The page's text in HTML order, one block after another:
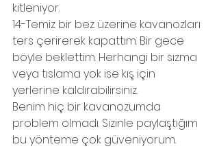
kitleniyor.
14-Temiz bir bez üzerine kavanozları
ters çerirerek kapattım. Bir gece
böyle beklettim. Herhangi bir sızma
veya tıslama yok ise kış için
yerlerine kaldırabilirsiniz.
Benim hiç bir kavanozumda
problem olmadı. Sizinle paylaştığım
bu yönteme çok güveniyorum.